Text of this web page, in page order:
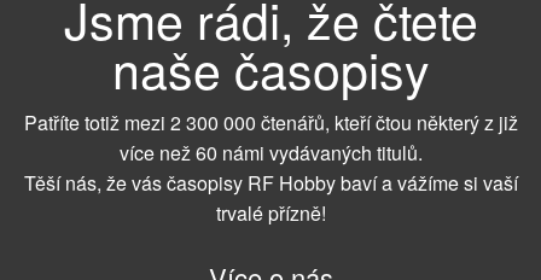
Jsme rádi, že čtete
naše časopisy
Patříte totiž mezi 2 300 000 čtenářů, kteří čtou některý z již
více než 60 námi vydávaných titulů.
Těší nás, že vás časopisy RF Hobby baví a vážíme si vaší
trvalé přízně!